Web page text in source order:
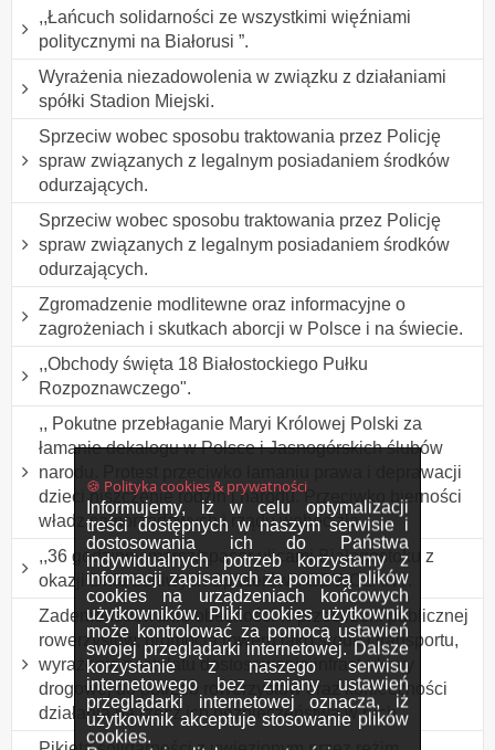
🍪 Polityka cookies & prywatności
Informujemy, iż w celu optymalizacji
treści dostępnych w naszym serwisie i
dostosowania ich do Państwa
indywidualnych potrzeb korzystamy z
informacji zapisanych za pomocą plików
cookies na urządzeniach końcowych
użytkowników. Pliki cookies użytkownik
może kontrolować za pomocą ustawień
swojej przeglądarki internetowej. Dalsze
korzystanie z naszego serwisu
internetowego bez zmiany ustawień
przeglądarki internetowej oznacza, iż
użytkownik akceptuje stosowanie plików
cookies.
,,Łańcuch solidarności ze wszystkimi więźniami
politycznymi na Białorusi ”.
Wyrażenia niezadowolenia w związku z działaniami
spółki Stadion Miejski.
Sprzeciw wobec sposobu traktowania przez Policję
spraw związanych z legalnym posiadaniem środków
odurzających.
Sprzeciw wobec sposobu traktowania przez Policję
spraw związanych z legalnym posiadaniem środków
odurzających.
Zgromadzenie modlitewne oraz informacyjne o
zagrożeniach i skutkach aborcji w Polsce i na świecie.
,,Obchody święta 18 Białostockiego Pułku
Rozpoznawczego".
,, Pokutne przebłaganie Maryi Królowej Polski za
łamanie dekalogu w Polsce i Jasnogórskich ślubów
narodu. Protest przeciwko łamaniu prawa i deprawacji
dzieci niszczenie rodzin i narodu. Przeciwko bierności
władz samorządowych i rządu wobec zła
,,36 godzinny marsz/spacer ulicami Białegostoku z
okazji Dnia Leniwych Spacerów". ODWOŁANY.
Zademonstrowanie obecności w przestrzeni publicznej
rowerzystów, promocja roweru jako środka transportu,
wyrażenie postulatu dostosowania infrastruktury
drogowej do potrzeb rowerzystów oraz konieczności
działania na rzecz ich bezpieczeństwa w ruch